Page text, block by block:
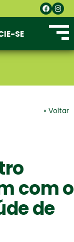
SE
« Voltar
com o
de